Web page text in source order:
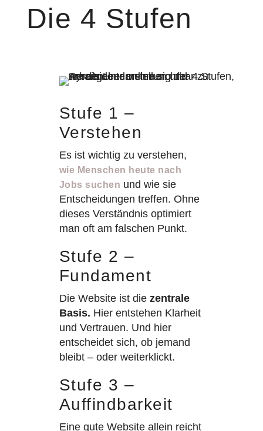
Die 4 Stufen
Stufe 1 –
Verstehen
Es ist wichtig zu verstehen,
wie Menschen heute nach
Jobs suchen und wie sie
Entscheidungen treffen. Ohne
dieses Verständnis optimiert
man oft am falschen Punkt.
Stufe 2 –
Fundament
Die Website ist die zentrale
Basis. Hier entstehen Klarheit
und Vertrauen. Und hier
entscheidet sich, ob jemand
bleibt – oder weiterklickt.
Stufe 3 –
Auffindbarkeit
Eine gute Website allein reicht